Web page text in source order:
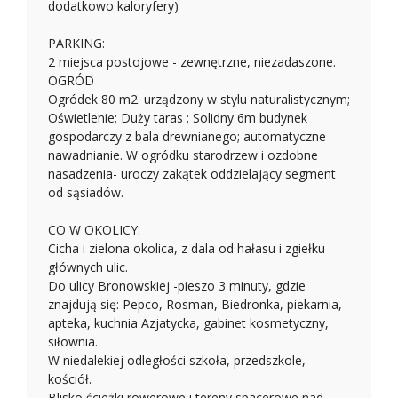
dodatkowo kaloryfery)
PARKING:
2 miejsca postojowe - zewnętrzne, niezadaszone.
OGRÓD
Ogródek 80 m2. urządzony w stylu naturalistycznym;
Oświetlenie; Duży taras ; Solidny 6m budynek
gospodarczy z bala drewnianego; automatyczne
nawadnianie. W ogródku starodrzew i ozdobne
nasadzenia- uroczy zakątek oddzielający segment
od sąsiadów.
CO W OKOLICY:
Cicha i zielona okolica, z dala od hałasu i zgiełku
głównych ulic.
Do ulicy Bronowskiej -pieszo 3 minuty, gdzie
znajdują się: Pepco, Rosman, Biedronka, piekarnia,
apteka, kuchnia Azjatycka, gabinet kosmetyczny,
siłownia.
W niedalekiej odległości szkoła, przedszkole,
kościół.